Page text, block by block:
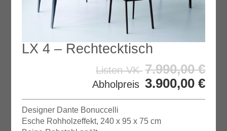
LX 4 – Rechtecktisch
Listen-VK 7.990,00€
Abholpreis 3.900,00€
Designer Dante Bonuccelli
Esche Rohholzeffekt, 240 x 95 x 75 cm